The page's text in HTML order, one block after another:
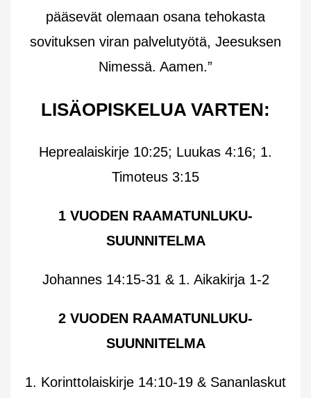
pääsevät olemaan osana tehokasta
sovituksen viran palvelutyötä, Jeesuksen
Nimessä. Aamen.”
LISÄOPISKELUA VARTEN:
Heprealaiskirje 10:25; Luukas 4:16; 1.
Timoteus 3:15
1 VUODEN RAAMATUNLUKU-
SUUNNITELMA
Johannes 14:15-31 & 1. Aikakirja 1-2
2 VUODEN RAAMATUNLUKU-
SUUNNITELMA
1. Korinttolaiskirje 14:10-19 & Sananlaskut